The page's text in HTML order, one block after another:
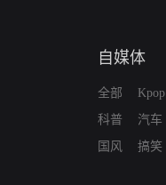
自媒体
全部
科普
国风
Kpop
汽车
搞笑